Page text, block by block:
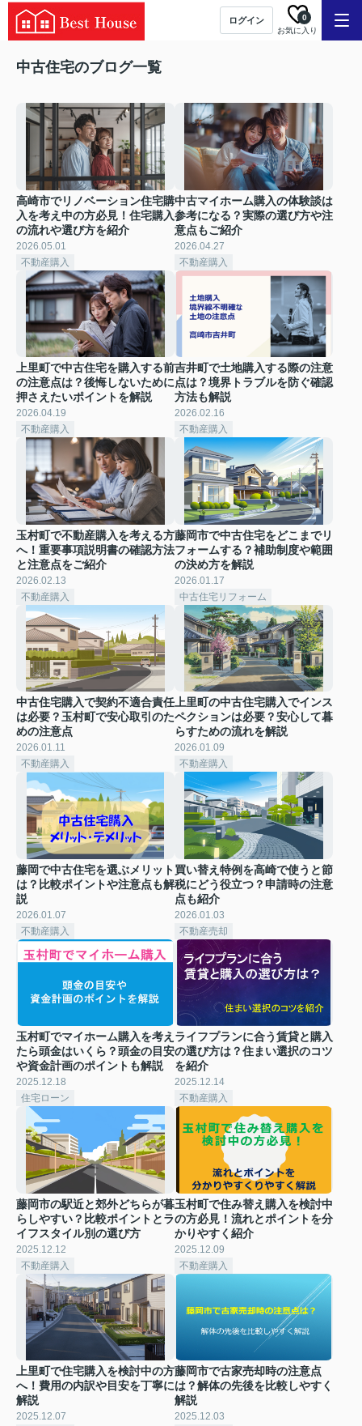
ログイン
お気に入り
0
中古住宅のブログ一覧
高崎市でリノベーション住宅購
入を考え中の方必見！住宅購入
の流れや選び方を紹介
2026.05.01
不動産購入
中古マイホーム購入の体験談は
参考になる？実際の選び方や注
意点もご紹介
2026.04.27
不動産購入
上里町で中古住宅を購入する前
の注意点は？後悔しないために
押さえたいポイントを解説
2026.04.19
不動産購入
吉井町で土地購入する際の注意
点は？境界トラブルを防ぐ確認
方法も解説
2026.02.16
不動産購入
玉村町で不動産購入を考える方
へ！重要事項説明書の確認方法
と注意点をご紹介
2026.02.13
不動産購入
藤岡市で中古住宅をどこまでリ
フォームする？補助制度や範囲
の決め方を解説
2026.01.17
中古住宅リフォーム
中古住宅購入で契約不適合責任
は必要？玉村町で安心取引のた
めの注意点
2026.01.11
不動産購入
上里町の中古住宅購入でインス
ペクションは必要？安心して暮
らすための流れを解説
2026.01.09
不動産購入
藤岡で中古住宅を選ぶメリット
は？比較ポイントや注意点も解
説
2026.01.07
不動産購入
買い替え特例を高崎で使うと節
税にどう役立つ？申請時の注意
点も紹介
2026.01.03
不動産売却
玉村町でマイホーム購入を考え
たら頭金はいくら？頭金の目安
や資金計画のポイントも解説
2025.12.18
住宅ローン
ライフプランに合う賃貸と購入
の選び方は？住まい選択のコツ
を紹介
2025.12.14
不動産購入
藤岡市の駅近と郊外どちらが暮
らしやすい？比較ポイントとラ
イフスタイル別の選び方
2025.12.12
不動産購入
玉村町で住み替え購入を検討中
の方必見！流れとポイントを分
かりやすく紹介
2025.12.09
不動産購入
上里町で住宅購入を検討中の方
へ！費用の内訳や目安を丁寧に
解説
2025.12.07
藤岡市で古家売却時の注意点
は？解体の先後を比較しやすく
解説
2025.12.03